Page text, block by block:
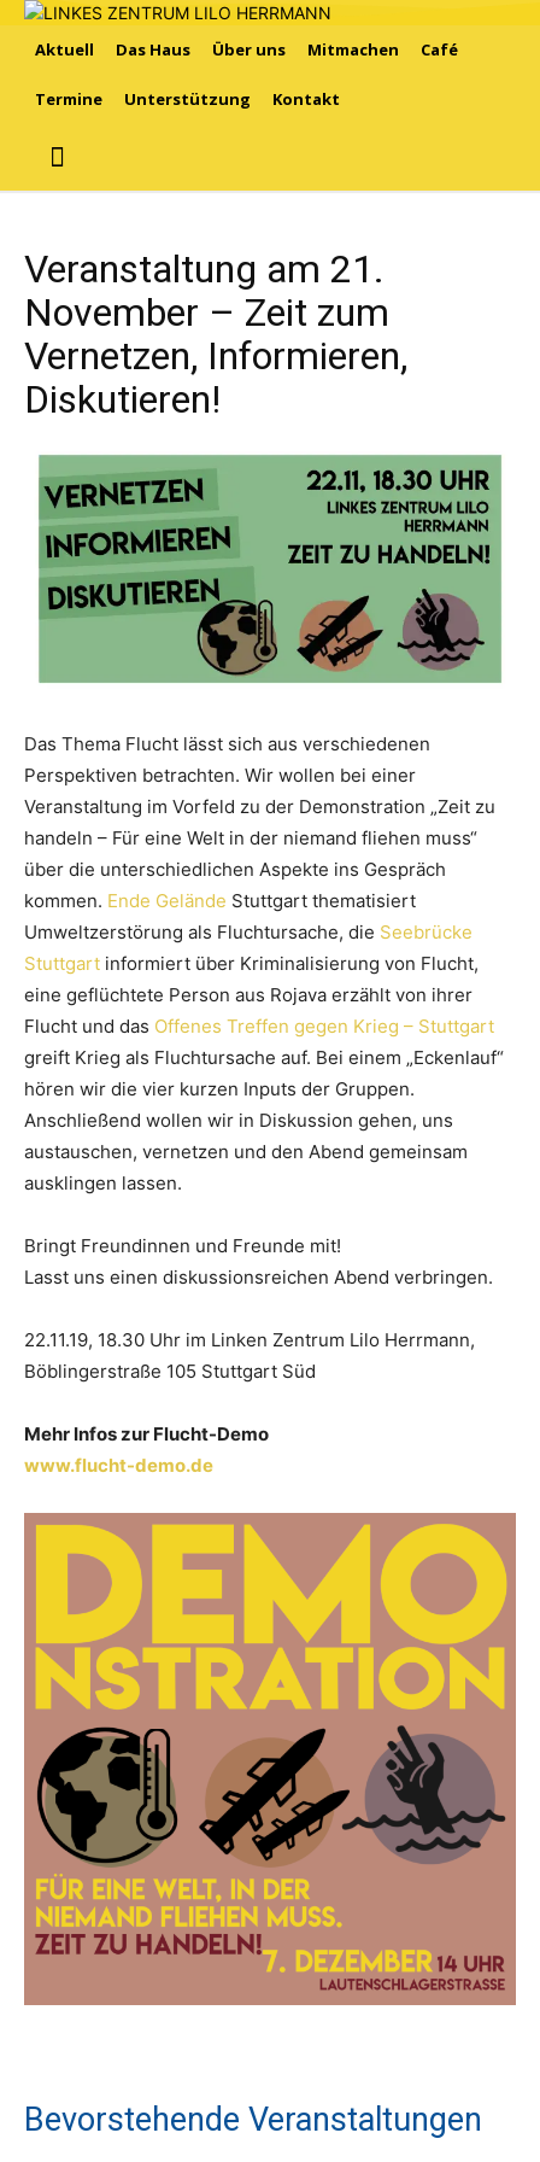
Aktuell Das Haus Über uns Mitmachen Café
Termine Unterstützung Kontakt
Veranstaltung am 21.
November – Zeit zum
Vernetzen, Informieren,
Diskutieren!
Das Thema Flucht lässt sich aus verschiedenen
Perspektiven betrachten. Wir wollen bei einer
Veranstaltung im Vorfeld zu der Demonstration „Zeit zu
handeln – Für eine Welt in der niemand fliehen muss“
über die unterschiedlichen Aspekte ins Gespräch
kommen. Ende Gelände Stuttgart thematisiert
Umweltzerstörung als Fluchtursache, die Seebrücke
Stuttgart informiert über Kriminalisierung von Flucht,
eine geflüchtete Person aus Rojava erzählt von ihrer
Flucht und das Offenes Treffen gegen Krieg – Stuttgart
greift Krieg als Fluchtursache auf. Bei einem „Eckenlauf“
hören wir die vier kurzen Inputs der Gruppen.
Anschließend wollen wir in Diskussion gehen, uns
austauschen, vernetzen und den Abend gemeinsam
ausklingen lassen.
Bringt Freundinnen und Freunde mit!
Lasst uns einen diskussionsreichen Abend verbringen.
22.11.19, 18.30 Uhr im Linken Zentrum Lilo Herrmann,
Böblingerstraße 105 Stuttgart Süd
Mehr Infos zur Flucht-Demo
www.flucht-demo.de
Bevorstehende Veranstaltungen